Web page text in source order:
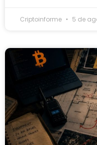
Criptoinforme 5 de